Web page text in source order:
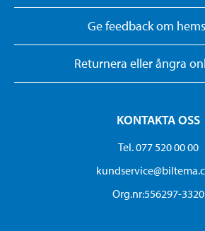
Ge feedback om
Returnera eller ångra
KONTAKTA OSS
Tel. 077 520 00 00
Org.nr:556297-3320